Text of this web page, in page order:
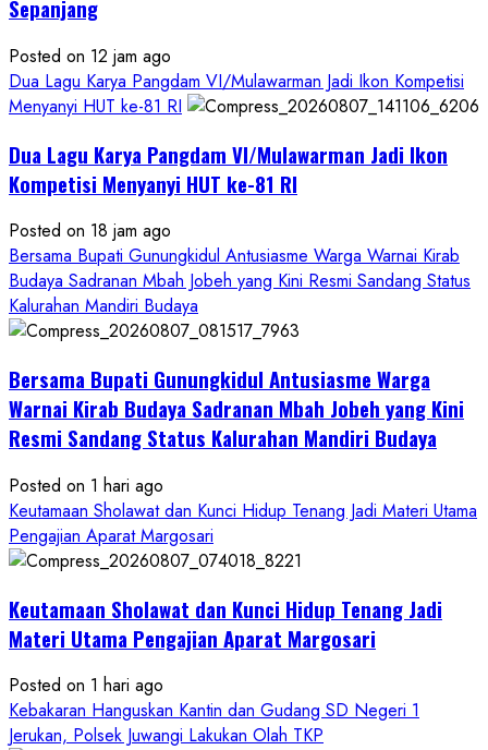
Sepanjang
Posted on 12 jam ago
Dua Lagu Karya Pangdam VI/Mulawarman Jadi Ikon Kompetisi
Menyanyi HUT ke-81 RI
Dua Lagu Karya Pangdam VI/Mulawarman Jadi Ikon
Kompetisi Menyanyi HUT ke-81 RI
Posted on 18 jam ago
Bersama Bupati Gunungkidul Antusiasme Warga Warnai Kirab
Budaya Sadranan Mbah Jobeh yang Kini Resmi Sandang Status
Kalurahan Mandiri Budaya
Bersama Bupati Gunungkidul Antusiasme Warga
Warnai Kirab Budaya Sadranan Mbah Jobeh yang Kini
Resmi Sandang Status Kalurahan Mandiri Budaya
Posted on 1 hari ago
Keutamaan Sholawat dan Kunci Hidup Tenang Jadi Materi Utama
Pengajian Aparat Margosari
Keutamaan Sholawat dan Kunci Hidup Tenang Jadi
Materi Utama Pengajian Aparat Margosari
Posted on 1 hari ago
Kebakaran Hanguskan Kantin dan Gudang SD Negeri 1
Jerukan, Polsek Juwangi Lakukan Olah TKP